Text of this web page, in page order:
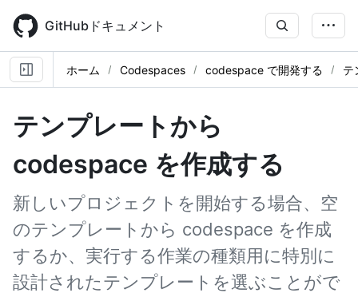
main
content
GitHubドキュメント
ホーム Codespaces codespace で開発する テ
テンプレートから
codespace を作成する
新しいプロジェクトを開始する場合、空
のテンプレートから codespace を作成
するか、実行する作業の種類用に特別に
設計されたテンプレートを選ぶことがで